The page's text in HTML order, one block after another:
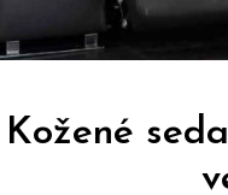
Kožené